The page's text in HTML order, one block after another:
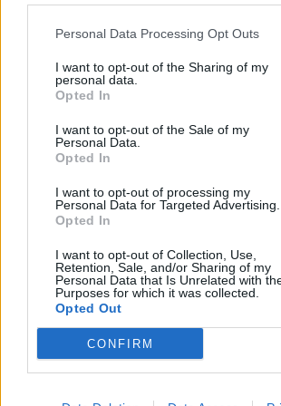
Personal Data Processing Opt Outs
I want to opt-out of the Sharing of my
personal data.
Opted In
I want to opt-out of the Sale of my
Personal Data.
Opted In
I want to opt-out of processing my
Personal Data for Targeted Advertising.
Opted In
I want to opt-out of Collection, Use,
Retention, Sale, and/or Sharing of my
Personal Data that Is Unrelated with
Purposes for which it was collected.
Opted Out
CONFIRM
Παράλληλα με τις Ενιαίες
Αιτήσεις Ενίσχυσης του 2026 τα
ΚΥΔ θα πρέπει να κάνουν και τις
Πήραν «φωτιά» καύσιμα, κρέας
και αεροπορικά εισιτήρια
κατέγραψε η ΕΛΣΤΑΤ. Επτά
βασικά αγαθά και υπηρεσίες
εμφανίζουν αυξήσεις με διψήφιο
ποσοστό
ΑΓΡΟΤΕΣ
Οι αποζημιώσεις των 38,1 εκατ.
ευρώ που τελικά είναι 20,5 εκατ.
ευρώ
Άγριο επικοινωνιακό παιχνίδι της
κυβέρνησης με τις ενισχύσεις
πρέπει να γνωρίζετε για τις